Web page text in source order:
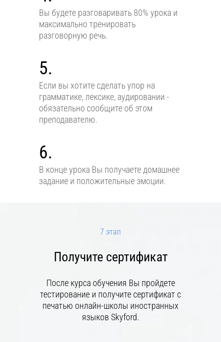
Вы будете разговаривать 80% урока и
максимально тренировать
разговорную речь.
5.
Если вы хотите сделать упор на
грамматике, лексике, аудировании -
обязательно сообщите об этом
преподавателю.
6.
В конце урока Вы получаете домашнее
задание и положительные эмоции.
7 этап
Получите сертификат
После курса обучения Вы пройдете
тестирование и получите сертификат с
печатью онлайн-школы иностранных
языков Skyford.